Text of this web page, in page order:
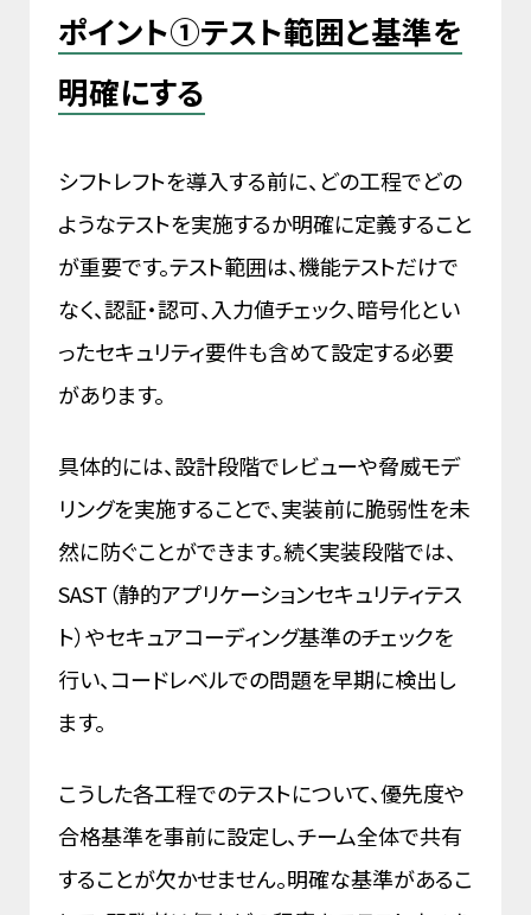
ポイント①テスト範囲と基準を
明確にする
シフトレフトを導入する前に、どの工程でどの
ようなテストを実施するか明確に定義すること
が重要です。テスト範囲は、機能テストだけで
なく、認証・認可、入力値チェック、暗号化とい
ったセキュリティ要件も含めて設定する必要
があります。
具体的には、設計段階でレビューや脅威モデ
リングを実施することで、実装前に脆弱性を未
然に防ぐことができます。続く実装段階では、
SAST（静的アプリケーションセキュリティテス
ト）やセキュアコーディング基準のチェックを
行い、コードレベルでの問題を早期に検出し
ます。
こうした各工程でのテストについて、優先度や
合格基準を事前に設定し、チーム全体で共有
することが欠かせません。明確な基準があるこ